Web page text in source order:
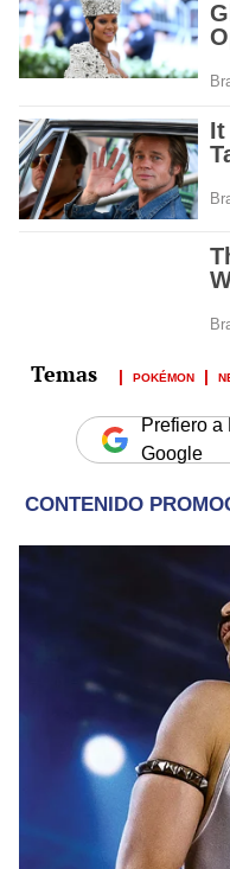
POKÉMON
Prefiero a
Google